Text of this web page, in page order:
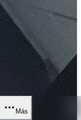
Más